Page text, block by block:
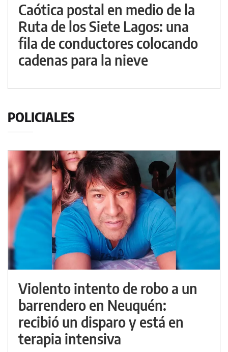
Caótica postal en medio de la
Ruta de los Siete Lagos: una
fila de conductores colocando
cadenas para la nieve
POLICIALES
Violento intento de robo a un
barrendero en Neuquén:
recibió un disparo y está en
terapia intensiva